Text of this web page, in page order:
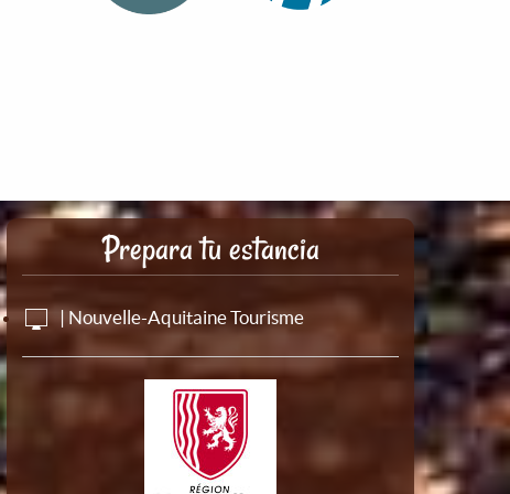
Prepara tu estancia
| Nouvelle-Aquitaine Tourisme